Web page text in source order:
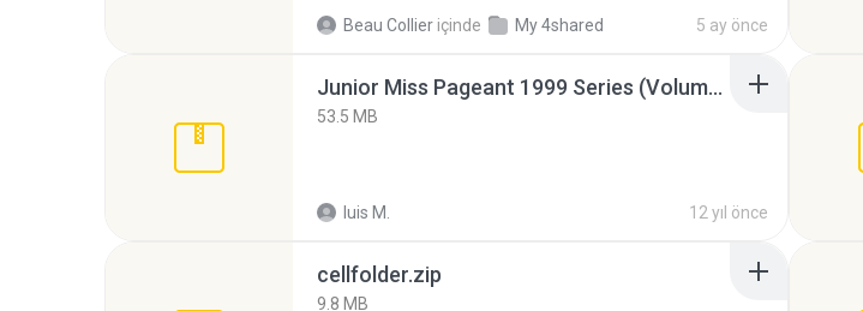
Beau Collier içinde My 4shared 5 ay önce
Junior Miss Pageant 1999 Series (Volume I Part I NC 6).7z
53.5 MB
luis M. 12 yıl önce
cellfolder.zip
9.8 MB